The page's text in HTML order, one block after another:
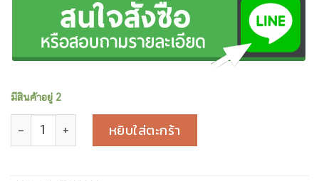
มีสินค้าอยู่ 2
จำนวน Olympic DeraMax 02P-115 M Premium Putter
หยิบใส่ตะกร้า